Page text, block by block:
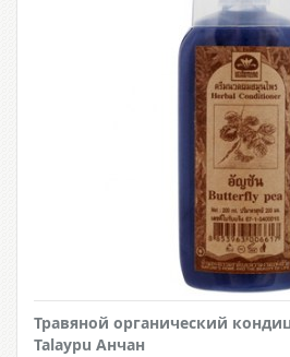
Травяной органический
Talaypu Анчан